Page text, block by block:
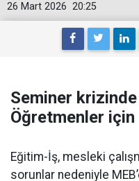
20:25
26 Mart 2026
Seminer
Öğretmenler
Eğitim-İş, mesleki
sorunlar nedeniyle